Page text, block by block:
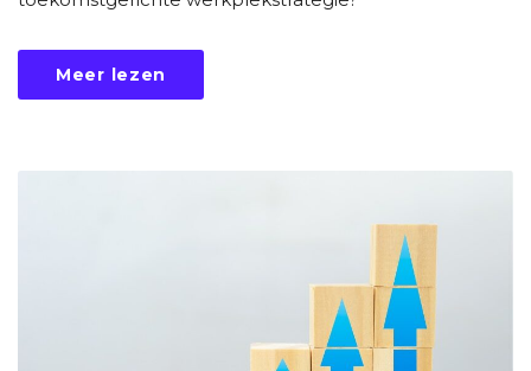
Meer lezen